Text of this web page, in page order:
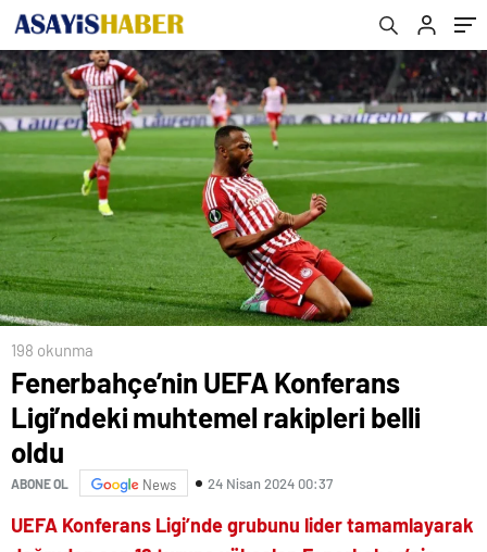
198 okunma
Fenerbahçe’nin UEFA Konferans
Ligi’ndeki muhtemel rakipleri belli
oldu
ABONE OL News 24 Nisan 2024 00:37
UEFA Konferans Ligi’nde grubunu lider tamamlayarak